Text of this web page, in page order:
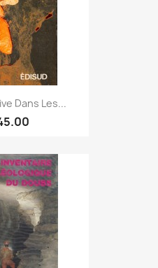
Dans Les...